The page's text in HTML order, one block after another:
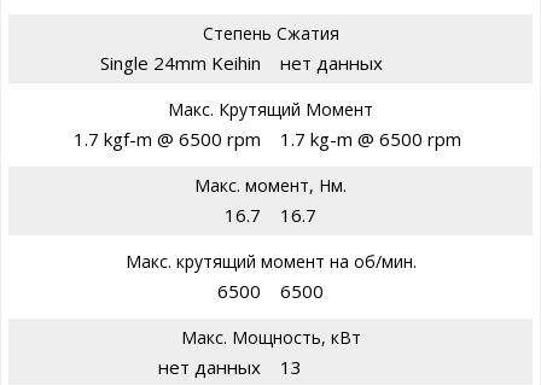
Степень Сжатия
Single 24mm Keihin нет данных
Макс. Крутящий Момент
1.7 kgf-m @ 6500 rpm 1.7 kg-m @ 6500 rpm
Макс. момент, Нм.
16.7 16.7
Макс. крутящий момент на об/мин.
6500 6500
Макс. Мощность, кВт
нет данных 13